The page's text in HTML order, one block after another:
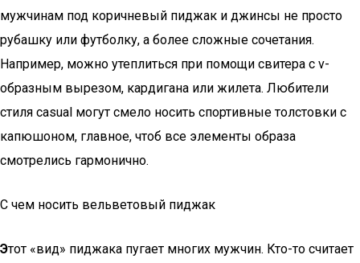
мужчинам под коричневый пиджак и джинсы не просто
рубашку или футболку, а более сложные сочетания.
Например, можно утеплиться при помощи свитера с v-
образным вырезом, кардигана или жилета. Любители
стиля casual могут смело носить спортивные толстовки с
капюшоном, главное, чтоб все элементы образа
смотрелись гармонично.
С чем носить вельветовый пиджак
Этот «вид» пиджака пугает многих мужчин. Кто-то считает